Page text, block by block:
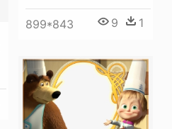
899*843 9 1